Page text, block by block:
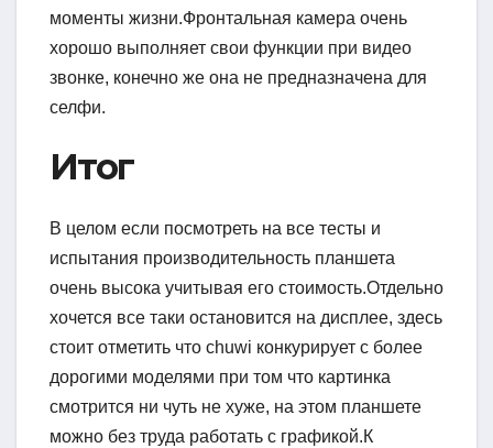
моменты жизни.Фронтальная камера очень
хорошо выполняет свои функции при видео
звонке, конечно же она не предназначена для
селфи.
Итог
В целом если посмотреть на все тесты и
испытания производительность планшета
очень высока учитывая его стоимость.Отдельно
хочется все таки остановится на дисплее, здесь
стоит отметить что chuwi конкурирует с более
дорогими моделями при том что картинка
смотрится ни чуть не хуже, на этом планшете
можно без труда работать с графикой.К